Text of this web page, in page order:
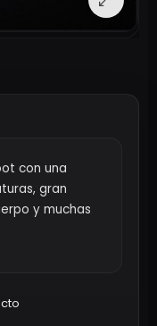
con una
gran
y muchas